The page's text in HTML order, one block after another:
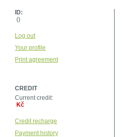
ID:
()
Log out
Your profile
Print agreement
CREDIT
Current credit:
Kč
Credit recharge
Payment history